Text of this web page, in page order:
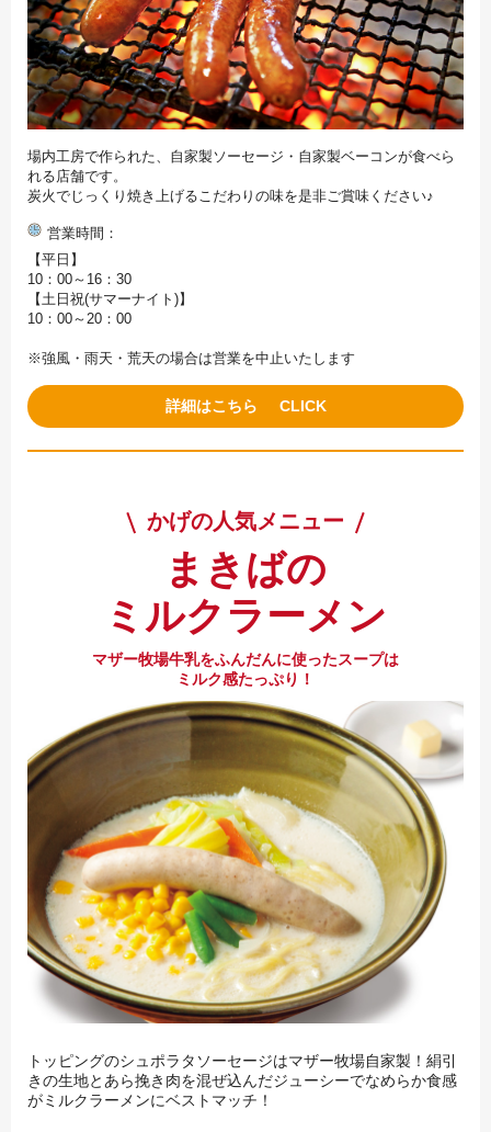
場内工房で作られた、自家製ソーセージ・自家製ベーコンが食べら
れる店舗です。
炭火でじっくり焼き上げるこだわりの味を是非ご賞味ください♪
営業時間
【平日】
10：00～16：30
【土日祝(サマーナイト)】
10：00～20：00
※強風・雨天・荒天の場合は営業を中止いたします
詳細はこちら
かげの人気メニュー
まきばの
ミルクラーメン
マザー牧場牛乳をふんだんに使ったスープは
ミルク感たっぷり！
トッピングのシュポラタソーセージはマザー牧場自家製！絹引
きの生地とあら挽き肉を混ぜ込んだジューシーでなめらか食感
がミルクラーメンにベストマッチ！